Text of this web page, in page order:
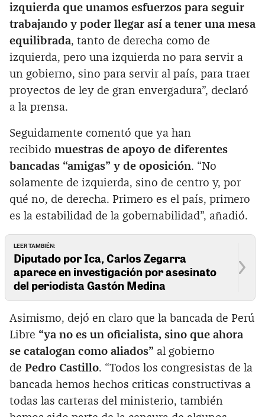
izquierda que unamos esfuerzos para seguir
trabajando y poder llegar así a tener una mesa
equilibrada, tanto de derecha como de
izquierda, pero una izquierda no para servir a
un gobierno, sino para servir al país, para traer
proyectos de ley de gran envergadura”, declaró
a la prensa.
Seguidamente comentó que ya han
recibido muestras de apoyo de diferentes
bancadas “amigas” y de oposición. “No
solamente de izquierda, sino de centro y, por
qué no, de derecha. Primero es el país, primero
es la estabilidad de la gobernabilidad”, añadió.
LEER TAMBIÉN:
Diputado por Ica, Carlos Zegarra
aparece en investigación por asesinato
del periodista Gastón Medina
Asimismo, dejó en claro que la bancada de Perú
Libre “ya no es un oficialista, sino que ahora
se catalogan como aliados” al gobierno
de Pedro Castillo. “Todos los congresistas de la
bancada hemos hechos criticas constructivas a
todas las carteras del ministerio, también